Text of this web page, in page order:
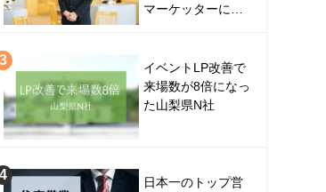
マーケッターに訊
イベントLP改善で
来場数が8倍になっ
た山梨県N社
日本一のトップ営